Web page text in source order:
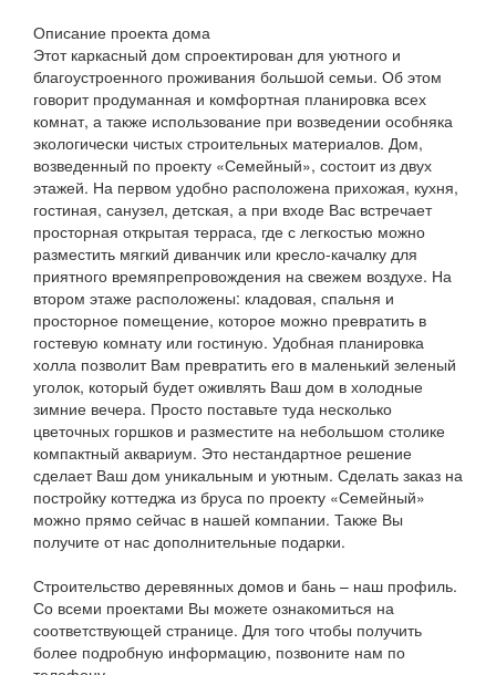
Описание проекта дома
Этот каркасный дом спроектирован для уютного и
благоустроенного проживания большой семьи. Об этом
говорит продуманная и комфортная планировка всех
комнат, а также использование при возведении особняка
экологически чистых строительных материалов. Дом,
возведенный по проекту «Семейный», состоит из двух
этажей. На первом удобно расположена прихожая, кухня,
гостиная, санузел, детская, а при входе Вас встречает
просторная открытая терраса, где с легкостью можно
разместить мягкий диванчик или кресло-качалку для
приятного времяпрепровождения на свежем воздухе. На
втором этаже расположены: кладовая, спальня и
просторное помещение, которое можно превратить в
гостевую комнату или гостиную. Удобная планировка
холла позволит Вам превратить его в маленький зеленый
уголок, который будет оживлять Ваш дом в холодные
зимние вечера. Просто поставьте туда несколько
цветочных горшков и разместите на небольшом столике
компактный аквариум. Это нестандартное решение
сделает Ваш дом уникальным и уютным. Сделать заказ на
постройку коттеджа из бруса по проекту «Семейный»
можно прямо сейчас в нашей компании. Также Вы
получите от нас дополнительные подарки.
Строительство деревянных домов и бань – наш профиль.
Со всеми проектами Вы можете ознакомиться на
соответствующей странице. Для того чтобы получить
более подробную информацию, позвоните нам по